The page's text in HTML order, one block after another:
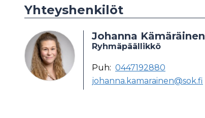
Yhteyshenkilöt
Johanna Kämäräinen
Ryhmäpäällikkö
Puh: 0447192880
johanna.kamarainen@sok.fi